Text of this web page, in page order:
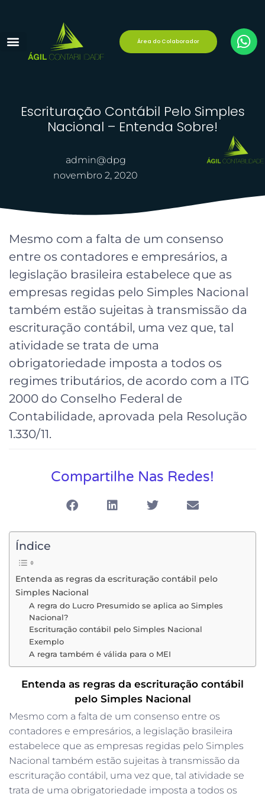
Área do Colaborador
Escrituração Contábil Pelo Simples
Nacional – Entenda Sobre!
admin@dpg
novembro 2, 2020
Mesmo com a falta de um consenso
entre os contadores e empresários, a
legislação brasileira estabelece que as
empresas regidas pelo Simples Nacional
também estão sujeitas à transmissão da
escrituração contábil, uma vez que, tal
atividade se trata de uma
obrigatoriedade imposta a todos os
regimes tributários, de acordo com a ITG
2000 do Conselho Federal de
Contabilidade, aprovada pela Resolução
1.330/11.
Compartilhe Nas Redes!
Índice
Entenda as regras da escrituração contábil pelo
Simples Nacional
A regra do Lucro Presumido se aplica ao Simples
Nacional?
Escrituração contábil pelo Simples Nacional
Exemplo
A regra também é válida para o MEI
Entenda as regras da escrituração contábil
pelo Simples Nacional
Mesmo com a falta de um consenso entre os
contadores e empresários, a legislação brasileira
estabelece que as empresas regidas pelo Simples
Nacional também estão sujeitas à transmissão da
escrituração contábil, uma vez que, tal atividade se
trata de uma obrigatoriedade imposta a todos os